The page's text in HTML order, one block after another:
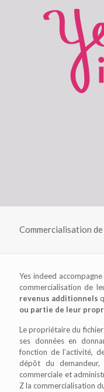
Commercialisation
Yes indeed
commercialisation de
revenus additionnels
ou partie de leur
Le propriétaire du
ses données en
fonction de l’activité,
dépôt du
commerciale et
Z la commercialisation